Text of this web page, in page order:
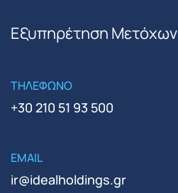
Εξυπηρέτηση Μετόχων
ΤΗΛΕΦΩΝΟ
+30 210 51 93 500
EMAIL
ir@idealholdings.gr